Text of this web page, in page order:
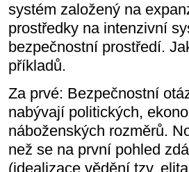
systém založený na
prostředky na intenzivní
bezpečnostní prostředí.
příkladů.
Za prvé: Bezpečnostní
nabývají politických,
náboženských rozměrů.
než se na první pohled
(idealizace vědění tzv.